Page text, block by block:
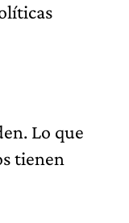
Lo que
tienen